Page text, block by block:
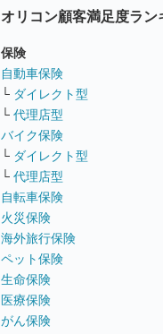
オリコン顧客満足度ラン
保険
自動車保険
└ ダイレクト型
└ 代理店型
バイク保険
└ ダイレクト型
└ 代理店型
自転車保険
火災保険
海外旅行保険
ペット保険
生命保険
医療保険
がん保険